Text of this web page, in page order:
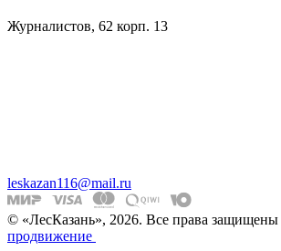
Журналистов, 62 корп. 13
leskazan116@mail.ru
© «ЛесКазань», 2026. Все права защищены
продвижение